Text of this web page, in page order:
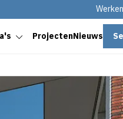
ProjectenNieuws